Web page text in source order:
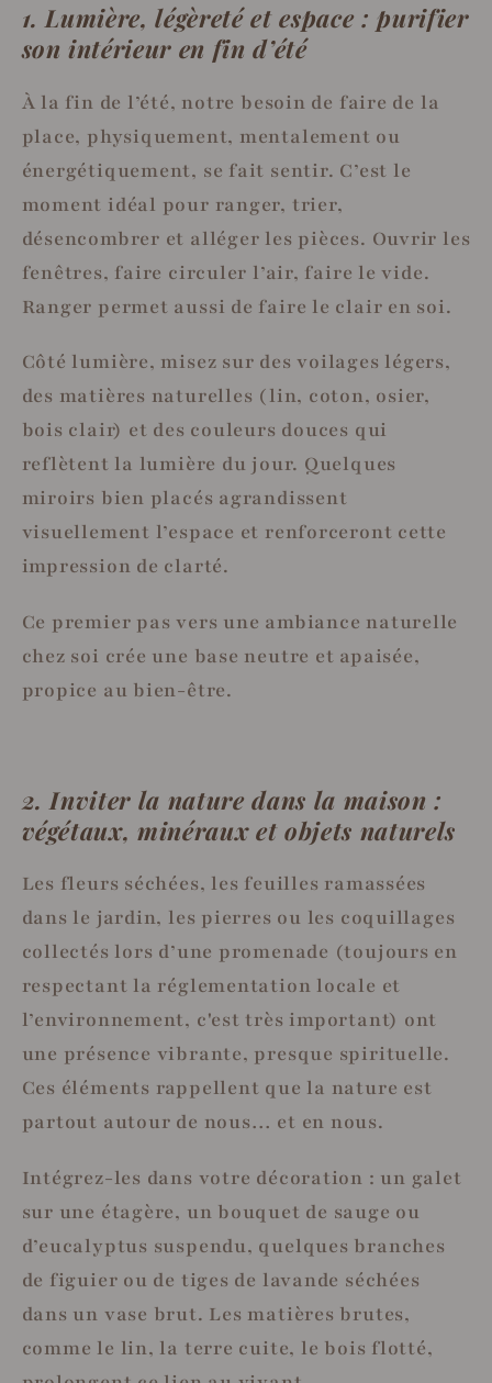
1. Lumière, légèreté et espace : purifier
son intérieur en fin d’été
À la fin de l’été, notre besoin de faire de la
place, physiquement, mentalement ou
énergétiquement, se fait sentir. C’est le
moment idéal pour ranger, trier,
désencombrer et alléger les pièces. Ouvrir les
fenêtres, faire circuler l’air, faire le vide.
Ranger permet aussi de faire le clair en soi.
Côté lumière, misez sur des voilages légers,
des matières naturelles (lin, coton, osier,
bois clair) et des couleurs douces qui
reflètent la lumière du jour. Quelques
miroirs bien placés agrandissent
visuellement l’espace et renforceront cette
impression de clarté.
Ce premier pas vers une ambiance naturelle
chez soi crée une base neutre et apaisée,
propice au bien-être.
2. Inviter la nature dans la maison :
végétaux, minéraux et objets naturels
Les fleurs séchées, les feuilles ramassées
dans le jardin, les pierres ou les coquillages
collectés lors d’une promenade (toujours en
respectant la réglementation locale et
l’environnement, c'est très important) ont
une présence vibrante, presque spirituelle.
Ces éléments rappellent que la nature est
partout autour de nous… et en nous.
Intégrez-les dans votre décoration : un galet
sur une étagère, un bouquet de sauge ou
d’eucalyptus suspendu, quelques branches
de figuier ou de tiges de lavande séchées
dans un vase brut. Les matières brutes,
comme le lin, la terre cuite, le bois flotté,